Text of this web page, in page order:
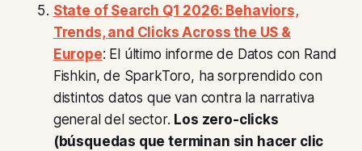
State of Search Q1 2026: Behaviors,
Trends, and Clicks Across the US &
Europe: El último informe de Datos con Rand
Fishkin, de SparkToro, ha sorprendido con
distintos datos que van contra la narrativa
general del sector. Los zero-clicks
(búsquedas que terminan sin hacer clic